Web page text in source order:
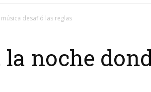
Mx
desafió las reglas
la noche